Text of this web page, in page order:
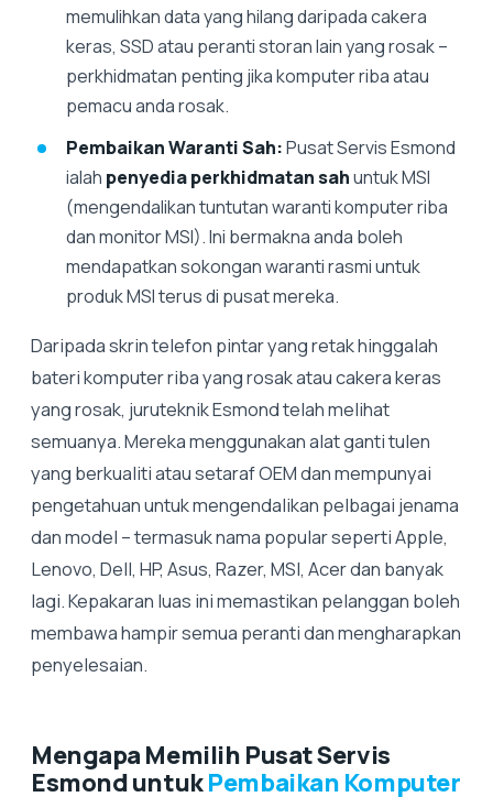
memulihkan data yang hilang daripada cakera
keras, SSD atau peranti storan lain yang rosak –
perkhidmatan penting jika komputer riba atau
pemacu anda rosak.
Pembaikan Waranti Sah:Pusat Servis Esmond
ialah penyedia perkhidmatan sahuntuk MSI
(mengendalikan tuntutan waranti komputer riba
dan monitor MSI). Ini bermakna anda boleh
mendapatkan sokongan waranti rasmi untuk
produk MSI terus di pusat mereka.
Daripada skrin telefon pintar yang retak hinggalah
bateri komputer riba yang rosak atau cakera keras
yang rosak, juruteknik Esmond telah melihat
semuanya. Mereka menggunakan alat ganti tulen
yang berkualiti atau setaraf OEM dan mempunyai
pengetahuan untuk mengendalikan pelbagai jenama
dan model – termasuk nama popular seperti Apple,
Lenovo, Dell, HP, Asus, Razer, MSI, Acer dan banyak
lagi. Kepakaran luas ini memastikan pelanggan boleh
membawa hampir semua peranti dan mengharapkan
penyelesaian.
Mengapa Memilih Pusat Servis
Esmond untukPembaikan Komputer